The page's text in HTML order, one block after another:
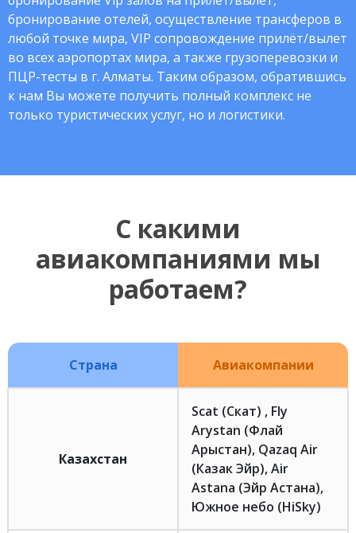
бронирование отелей, осуществление трансферов в
любой точке мира, VIP сопровождение прилёт/вылет
во всех аэропортах мира, а также грузоперевозки и
ПЦР-тесты в г. Алматы. Таким образом, обратившись
к нам Вы можете получить полный комплекс не
только туристических услуг, но и логистики.
С какими
авиакомпаниями мы
работаем?
Страна Авиакомпании
Казахстан
Scat (Скат) , Fly
Arystan (Флай
Арыстан), Qazaq Air
(Казак Эйр), Air
Astana (Эйр Астана),
Южное небо (HiSky)